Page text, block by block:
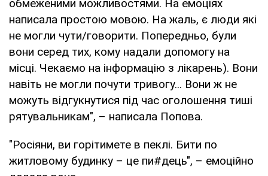
обмеженими можливостями. На емоціях
написала простою мовою. На жаль, є люди які
не могли чути/говорити. Попередньо, були
вони серед тих, кому надали допомогу на
місці. Чекаємо на інформацію з лікарень). Вони
навіть не могли почути тривогу... Вони ж не
можуть відгукнутися під час оголошення тиші
рятувальникам", – написала Попова.
"Росіяни, ви горітимете в пеклі. Бити по
житловому будинку – це пи#дець", – емоційно